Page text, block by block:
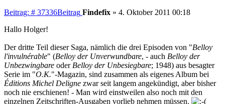
Beitrag: # 37336Beitrag Findefix » 4. Oktober 2011 00:18
Hallo Holger!
Der dritte Teil dieser Saga, nämlich die drei Episoden von "Belloy
l'invulnérable" (Belloy der Unverwundbare, - auch Belloy der
Unbezwingbare oder Belloy der Unbesiegbare; 1948) aus besagter
Serie im "O.K."-Magazin, sind zusammen als eigenes Album bei
Éditions Michel Deligne zwar seit langem angekündigt, aber bisher
noch nie erschienen! - Man wird einstweilen also noch mit den
einzelnen Zeitschriften-Ausgaben vorlieb nehmen müssen.